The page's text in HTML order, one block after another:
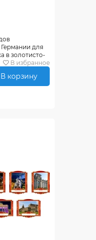
для
в золотисто-
мм
В избранное
В корзину